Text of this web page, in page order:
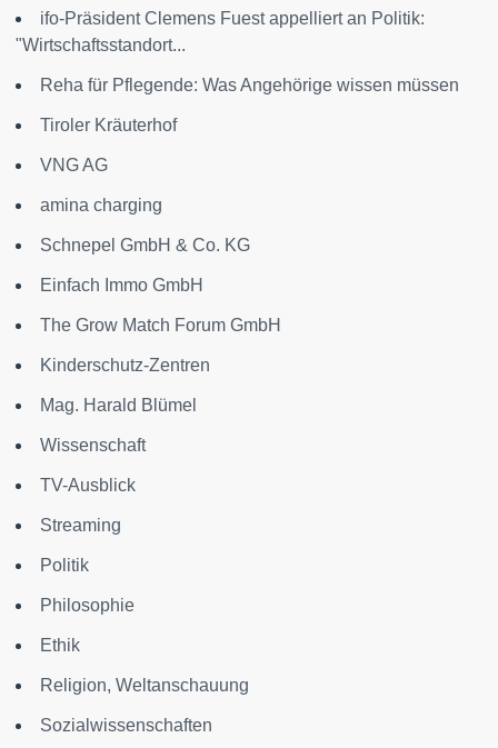
ifo-Präsident Clemens Fuest appelliert an Politik:
"Wirtschaftsstandort...
Reha für Pflegende: Was Angehörige wissen müssen
Tiroler Kräuterhof
VNG AG
amina charging
Schnepel GmbH & Co. KG
Einfach Immo GmbH
The Grow Match Forum GmbH
Kinderschutz-Zentren
Mag. Harald Blümel
Wissenschaft
TV-Ausblick
Streaming
Politik
Philosophie
Ethik
Religion, Weltanschauung
Sozialwissenschaften